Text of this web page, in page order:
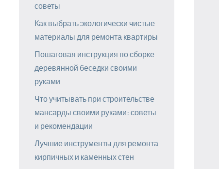
советы
Как выбрать экологически чистые
материалы для ремонта квартиры
Пошаговая инструкция по сборке
деревянной беседки своими
руками
Что учитывать при строительстве
мансарды своими руками: советы
и рекомендации
Лучшие инструменты для ремонта
кирпичных и каменных стен